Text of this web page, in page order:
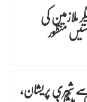
ملازمین کی
منظور
شہری پریشان،